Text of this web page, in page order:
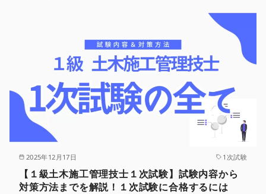
2025年12月17日 1次試験
【１級土木施工管理技士１次試験】試験内容から
対策方法までを解説！１次試験に合格するには